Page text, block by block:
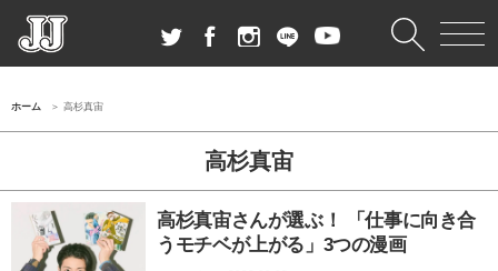
ホーム 高杉真宙
高杉真宙
高杉真宙さんが選ぶ！ 「仕事に向き合
うモチベが上がる」3つの漫画